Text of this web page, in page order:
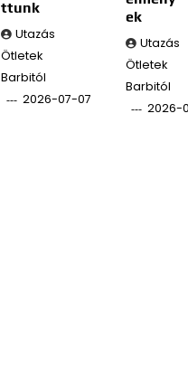
ttunk
Utazás
Ötletek
Barbitól
2026-07-07
ek
Utazás
Ötletek
Barbitól
2026-